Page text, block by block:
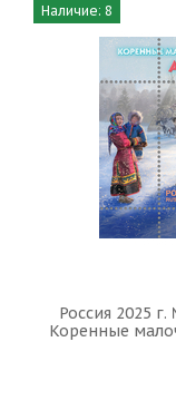
Наличие: 8
Россия 2025
Коренные